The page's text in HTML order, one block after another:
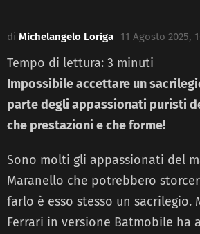
di Michelangelo Loriga 11 Agosto 2025,
Tempo di lettura: 3 minuti
Impossibile accettare un
parte degli appassionati puristi
che prestazioni e che forme!
Sono molti gli appassionati del
Maranello che potrebbero
farlo è esso stesso un sacrilegio.
Ferrari in versione Batmobile ha